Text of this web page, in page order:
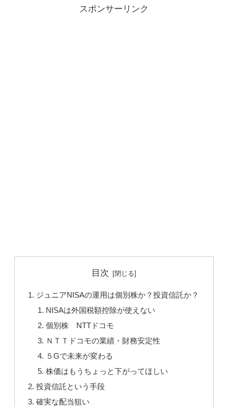
スポンサーリンク
目次
ジュニアNISAの運用は個別株か？投資信託か？
NISAは外国税額控除が使えない
個別株 NTTドコモ
ＮＴＴドコモの業績・財務安定性
５Gで未来が変わる
株価はもうちょっと下がってほしい
投資信託という手段
確実な配当狙い